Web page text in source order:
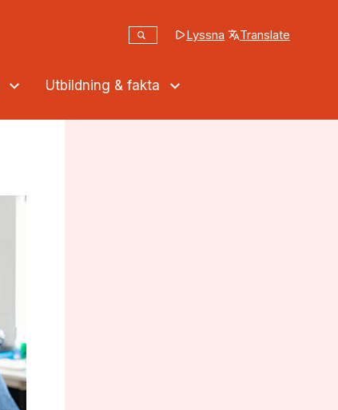
Utbildning & fakta
Sök på webbplatsen
Sök Lyssna Translate
(opens in a new